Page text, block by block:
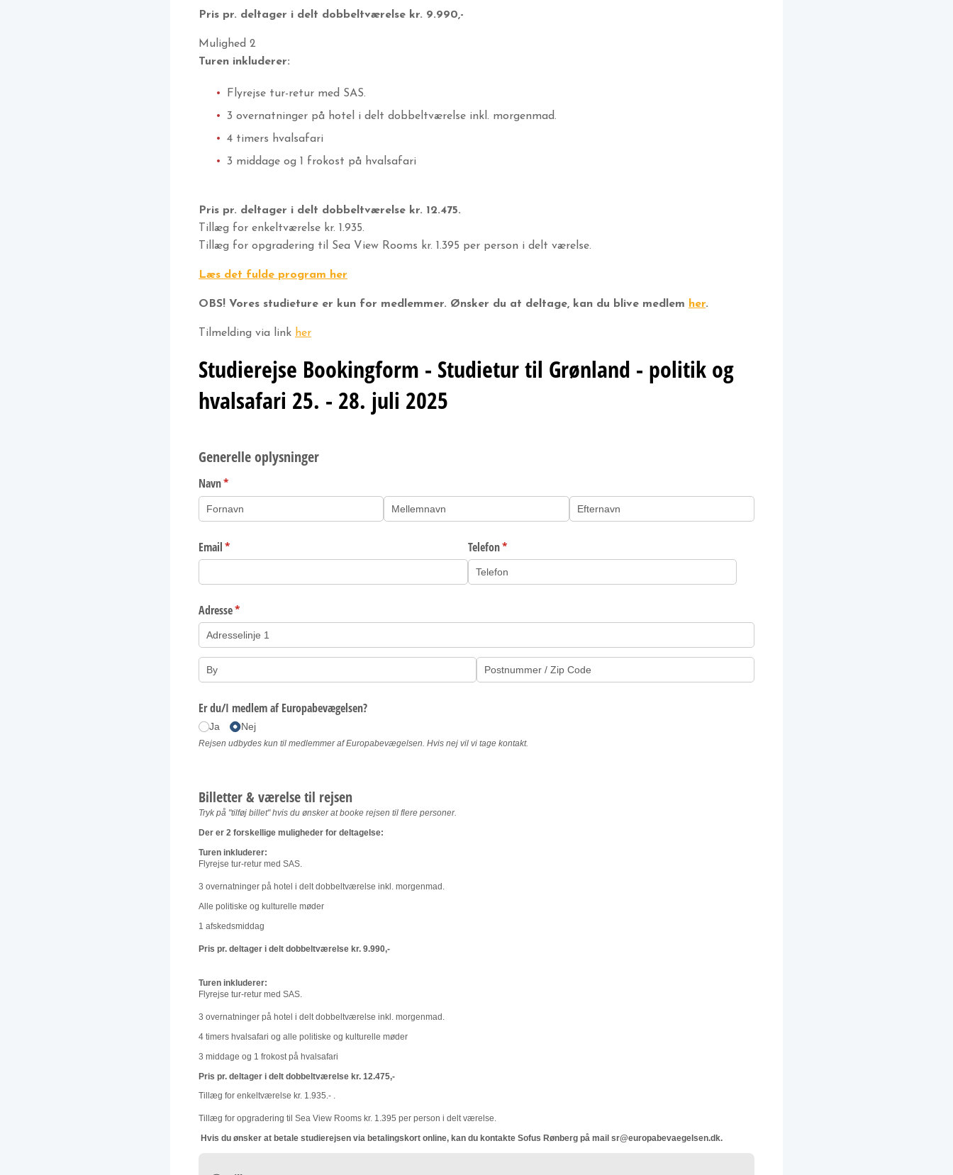
Pris pr. deltager i delt dobbeltværelse kr. 9.990,-
Mulighed 2
Turen inkluderer:
Flyrejse tur-retur med SAS.
3 overnatninger på hotel i delt dobbeltværelse inkl. morgenmad.
4 timers hvalsafari
3 middage og 1 frokost på hvalsafari
Pris pr. deltager i delt dobbeltværelse kr. 12.475.
Tillæg for enkeltværelse kr. 1.935.
Tillæg for opgradering til Sea View Rooms kr. 1.395 per person i delt værelse.
Læs det fulde program her
OBS! Vores studieture er kun for medlemmer. Ønsker du at deltage, kan du blive medlem her.
Tilmelding via link her
Studierejse Bookingform - Studietur til Grønland - politik og
hvalsafari 25. - 28. juli 2025
Generelle oplysninger
Navn*
(påkrævet)
Email*
(påkrævet) Telefon*
(påkrævet)
Adresse*
(påkrævet)
Er du/​I medlem af Europabevægelsen?
Ja Nej
Rejsen udbydes kun til medlemmer af Europabevægelsen. Hvis nej vil vi tage kontakt.
Billetter & værelse til rejsen
Tryk på "tilføj billet" hvis du ønsker at booke rejsen til flere personer.
Der er 2 forskellige muligheder for deltagelse:
Turen inkluderer:
Flyrejse tur-retur med SAS.
3 overnatninger på hotel i delt dobbeltværelse inkl. morgenmad.
Alle politiske og kulturelle møder
1 afskedsmiddag
Pris pr. deltager i delt dobbeltværelse kr. 9.990,-
Turen inkluderer:
Flyrejse tur-retur med SAS.
3 overnatninger på hotel i delt dobbeltværelse inkl. morgenmad.
4 timers hvalsafari og alle politiske og kulturelle møder
3 middage og 1 frokost på hvalsafari
Pris pr. deltager i delt dobbeltværelse kr. 12.475,-
Tillæg for enkeltværelse kr. 1.935.- .
Tillæg for opgradering til Sea View Rooms kr. 1.395 per person i delt værelse.
Hvis du ønsker at betale studierejsen via betalingskort online, kan du kontakte Sofus Rønberg på mail sr@europabevaegelsen.dk.